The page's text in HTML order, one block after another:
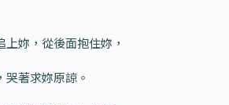
妳，從後面抱住妳，
著求妳原諒。